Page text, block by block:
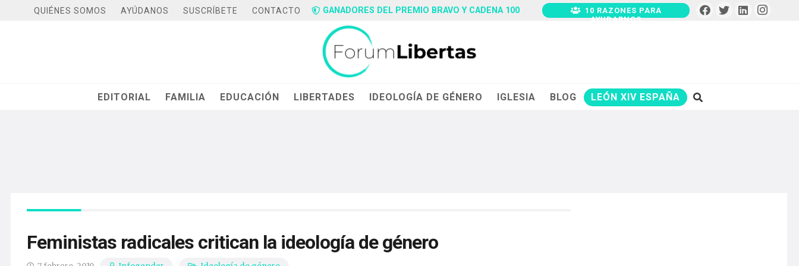
QUIÉNES SOMOS AYÚDANOS SUSCRÍBETE CONTACTO GANADORES DEL PREMIO BRAVO Y CADENA 100
10 RAZONES PARA
AYUDARNOS
EDITORIAL FAMILIA EDUCACIÓN LIBERTADES IDEOLOGÍA DE GÉNERO IGLESIA BLOG LEÓN XIV ESPAÑA
Feministas radicales critican la ideología de género